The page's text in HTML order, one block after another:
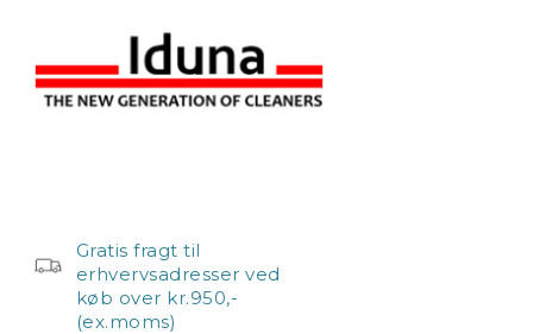
Gratis fragt til
erhvervsadresser ved
køb over kr.950,-
(ex.moms)